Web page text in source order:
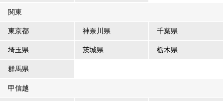
関東
東京都 神奈川県 千葉県
埼玉県 茨城県 栃木県
群馬県
甲信越